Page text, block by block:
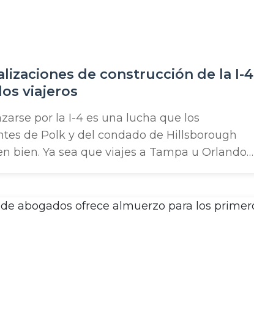
de construcción de la I-4
viajeros
por la I-4 es una lucha que los
de Polk y del condado de Hillsborough
bien. Ya sea que viajes a Tampa u Orlando,
cambios en la construcción de la I-4 que
ayudarte! ...